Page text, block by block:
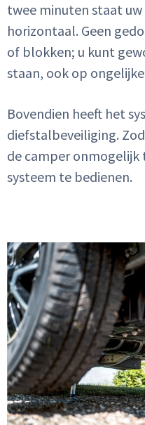
twee minuten staat
horizontaal. Geen
of blokken; u kunt
staan, ook op
Bovendien heeft het
diefstalbeveiliging.
de camper
systeem te bedienen.